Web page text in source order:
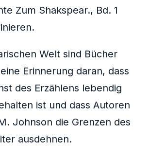
Zum Shakspear., Bd. 1
Welt sind Bücher
Erinnerung daran, dass
des Erzählens lebendig
ist und dass Autoren
Johnson die Grenzen des
ausdehnen.